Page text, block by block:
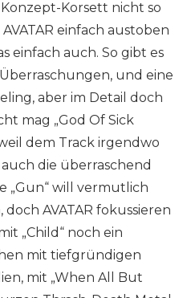
Korsett nicht so
einfach austoben
einfach auch. So gibt es
und eine
aber im Detail doch
mag „God Of Sick
dem Track irgendwo
die überraschend
„Gun“ will vermutlich
AVATAR fokussieren
„Child“ noch ein
mit tiefgründigen
mit „When All But